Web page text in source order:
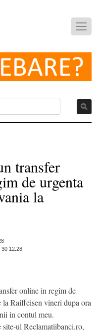
transfer
de urgenta
la
30 12:28
online in regim de
Raiffeisen vineri dupa ora
in contul meu.
ul Reclamatiibanci.ro,